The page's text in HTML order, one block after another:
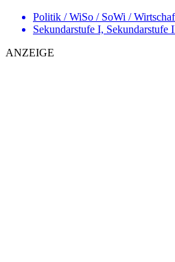
Politik / WiSo / SoWi /
Sekundarstufe I, Sekundarstufe
ANZEIGE